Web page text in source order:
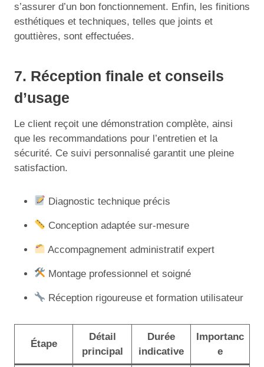
s’assurer d’un bon fonctionnement. Enfin, les finitions
esthétiques et techniques, telles que joints et
gouttières, sont effectuées.
7. Réception finale et conseils
d’usage
Le client reçoit une démonstration complète, ainsi
que les recommandations pour l’entretien et la
sécurité. Ce suivi personnalisé garantit une pleine
satisfaction.
Diagnostic technique précis
Conception adaptée sur-mesure
Accompagnement administratif expert
Montage professionnel et soigné
Réception rigoureuse et formation utilisateur
Étape
Détail
principal
Durée
indicative
Importanc
e